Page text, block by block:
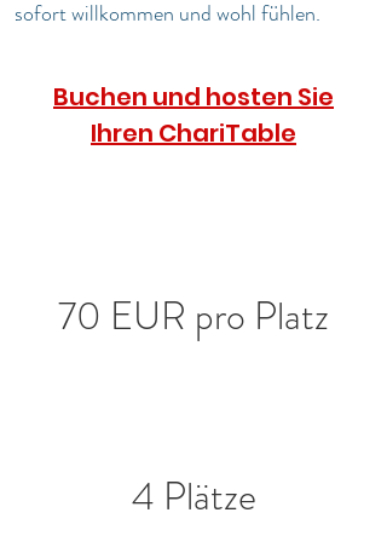
sofort willkommen und wohl fühlen.
Buchen und hosten Sie
Ihren ChariTable
70 EUR pro Platz
4 Plätze